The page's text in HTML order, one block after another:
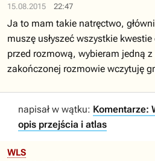
15.08.2015 22:47
Ja to mam takie natręctwo,
muszę usłyszeć wszystkie
przed rozmową, wybieram jedną
zakończonej rozmowie wczytuję
napisał w wątku: Komentarze:
opis przejścia i atlas
WLS